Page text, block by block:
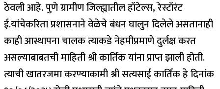
ठेवली आहे. पुणे ग्रामीण जिल्ह्यातील हॉटेल्स, रेस्टॉरंट
ई.यांचेकरिता प्रशासनाने वेळेचे बंधन घालुन दिलेले असतानाही
काही आस्थापना चालक त्याकडे नेहमीप्रमाणे दुर्लक्ष करत
असल्याबाबतची माहिती श्री कार्तिक यांना प्राप्त झाली होती.
त्याची खातरजमा करण्याकामी श्री सत्यसाई कार्तिक हे दिनांक